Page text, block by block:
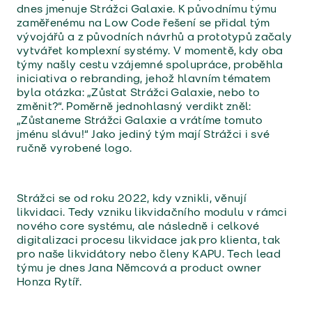
dnes jmenuje Strážci Galaxie. K původnímu týmu
zaměřenému na Low Code řešení se přidal tým
vývojářů a z původních návrhů a prototypů začaly
vytvářet komplexní systémy. V momentě, kdy oba
týmy našly cestu vzájemné spolupráce, proběhla
iniciativa o rebranding, jehož hlavním tématem
byla otázka: „Zůstat Strážci Galaxie, nebo to
změnit?“. Poměrně jednohlasný verdikt zněl:
„Zůstaneme Strážci Galaxie a vrátíme tomuto
jménu slávu!“ Jako jediný tým mají Strážci i své
ručně vyrobené logo.
Strážci se od roku 2022, kdy vznikli, věnují
likvidaci. Tedy vzniku likvidačního modulu v rámci
nového core systému, ale následně i celkové
digitalizaci procesu likvidace jak pro klienta, tak
pro naše likvidátory nebo členy KAPU. Tech lead
týmu je dnes Jana Němcová a product owner
Honza Rytíř.